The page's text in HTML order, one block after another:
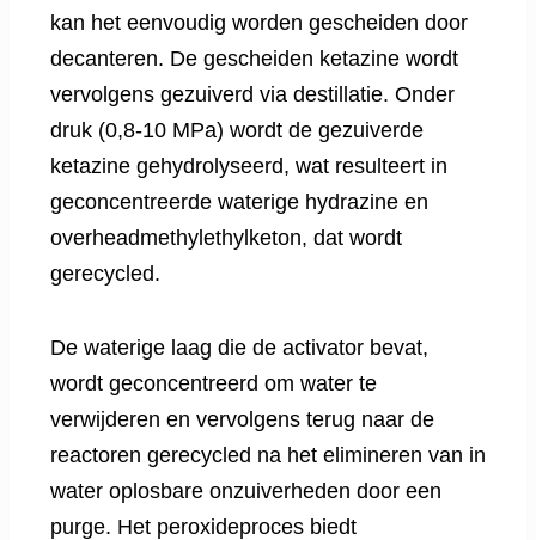
kan het eenvoudig worden gescheiden door
decanteren. De gescheiden ketazine wordt
vervolgens gezuiverd via destillatie. Onder
druk (0,8-10 MPa) wordt de gezuiverde
ketazine gehydrolyseerd, wat resulteert in
geconcentreerde waterige hydrazine en
overheadmethylethylketon, dat wordt
gerecycled.
De waterige laag die de activator bevat,
wordt geconcentreerd om water te
verwijderen en vervolgens terug naar de
reactoren gerecycled na het elimineren van in
water oplosbare onzuiverheden door een
purge. Het peroxideproces biedt